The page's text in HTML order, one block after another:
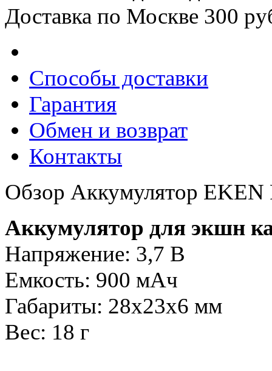
Доставка по Москве 300
Способы доставки
Гарантия
Обмен и возврат
Контакты
Обзор Аккумулятор EKEN
Аккумулятор для экшн
Напряжение: 3,7 В
Емкость: 900 мАч
Габариты: 28х23х6 мм
Вес: 18 г